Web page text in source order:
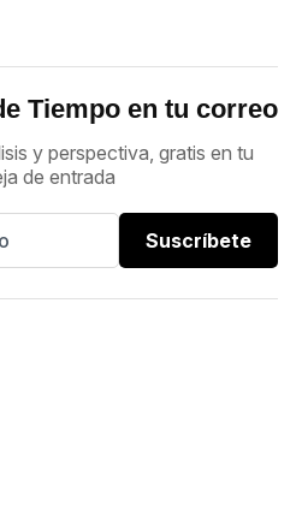
Tiempo en tu correo
y perspectiva, gratis en tu
de entrada
Suscríbete